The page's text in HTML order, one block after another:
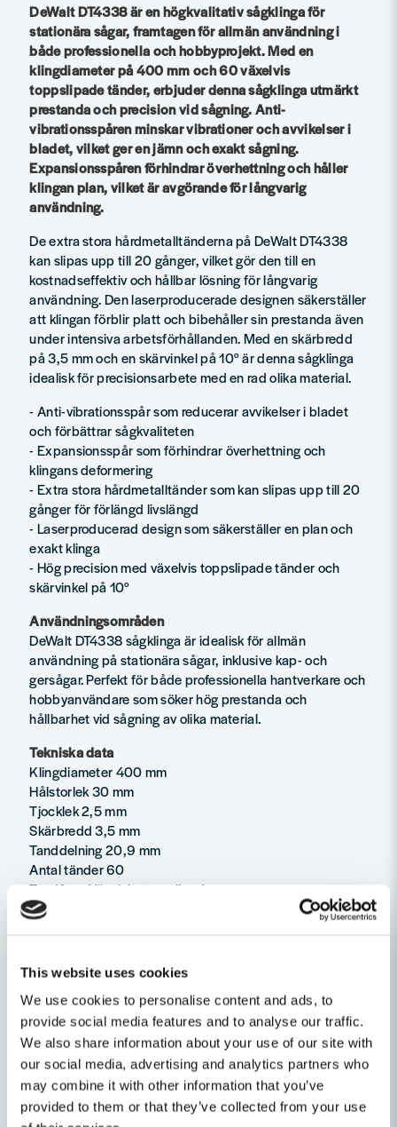
This website uses cookies
We use cookies to personalise content and ads, to
provide social media features and to analyse our traffic.
We also share information about your use of our site with
our social media, advertising and analytics partners who
may combine it with other information that you’ve
provided to them or that they’ve collected from your use
DeWalt DT4338 är en högkvalitativ sågklinga för
stationära sågar, framtagen för allmän användning i
både professionella och hobbyprojekt. Med en
klingdiameter på 400 mm och 60 växelvis
toppslipade tänder, erbjuder denna sågklinga utmärkt
prestanda och precision vid sågning. Anti-
vibrationsspåren minskar vibrationer och avvikelser i
bladet, vilket ger en jämn och exakt sågning.
Expansionsspåren förhindrar överhettning och håller
klingan plan, vilket är avgörande för långvarig
användning.
De extra stora hårdmetalltänderna på DeWalt DT4338
kan slipas upp till 20 gånger, vilket gör den till en
kostnadseffektiv och hållbar lösning för långvarig
användning. Den laserproducerade designen säkerställer
att klingan förblir platt och bibehåller sin prestanda även
under intensiva arbetsförhållanden. Med en skärbredd
på 3,5 mm och en skärvinkel på 10° är denna sågklinga
idealisk för precisionsarbete med en rad olika material.
- Anti-vibrationsspår som reducerar avvikelser i bladet
och förbättrar sågkvaliteten
- Expansionsspår som förhindrar överhettning och
klingans deformering
- Extra stora hårdmetalltänder som kan slipas upp till 20
gånger för förlängd livslängd
- Laserproducerad design som säkerställer en plan och
exakt klinga
- Hög precision med växelvis toppslipade tänder och
skärvinkel på 10°
Användningsområden
DeWalt DT4338 sågklinga är idealisk för allmän
användning på stationära sågar, inklusive kap- och
gersågar. Perfekt för både professionella hantverkare och
hobbyanvändare som söker hög prestanda och
hållbarhet vid sågning av olika material.
Tekniska data
Klingdiameter 400 mm
Hålstorlek 30 mm
Tjocklek 2,5 mm
Skärbredd 3,5 mm
Tanddelning 20,9 mm
Antal tänder 60
Tandform Växelvis toppslipad
Skärvinkel 10°
Klinghålsdiameter 30mm
Diameter (mm) 400
Ställ en produktfråga
question
Fråga oss något om denna produkten...
name
Relaterade kategorier
Cirkelsågsklingor
Såga & Hyvla